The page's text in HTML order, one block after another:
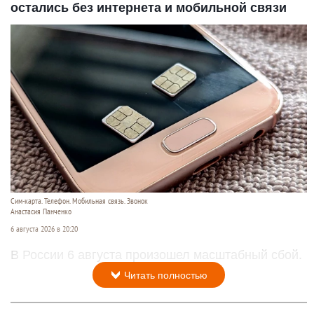
остались без интернета и мобильной связи
Сим-карта. Телефон. Мобильная связь. Звонок
Анастасия Панченко
6 августа 2026 в 20:20
В России 6 августа произошел масштабный сбой.
Читать полностью